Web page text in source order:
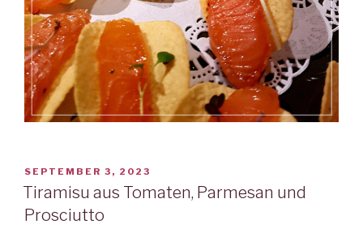
VERÖFFENTLICHT
AM
SEPTEMBER 3, 2023
Tiramisu aus Tomaten, Parmesan und
Prosciutto